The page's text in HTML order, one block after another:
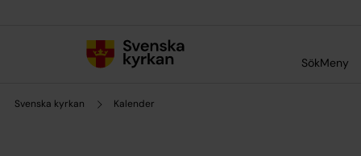
SökMeny
Svenska kyrkan Kalender